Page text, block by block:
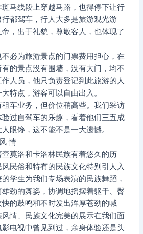
马线段上穿越马路，也得停下让行
都驾车，行人大多是旅游观光游
，出于礼貌，尊敬客人，也体现了
为旅游景点的门票费用担心，在
的景点没有围墙，没有大门，均不
人员，他只负责登记到此旅游的人
特点，游客可以自由出入。
业务，但价位稍高些。我们采访
过自驾车的乐趣，看着他们三五成
眼馋，这不能不是一大遗憾。
情
莫洛和卡洛林民族有着悠久的历
民俗和特有的民族文化特别引人入
学生为我们专场表演的民族舞蹈，
劲的舞姿，协调地摇摆着躯干、臀
的鼓鸣和不时发出浑厚苍劲的喊
情、民族文化完美的展示在我们面
电视中曾见到过，亲身体验还是头